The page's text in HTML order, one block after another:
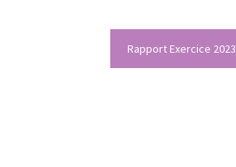
Rapport Exercice 2023